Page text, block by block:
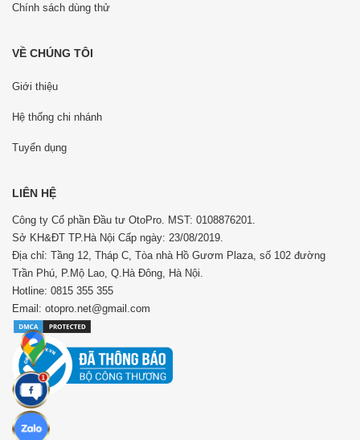
Chính sách dùng thử
VỀ CHÚNG TÔI
Giới thiệu
Hệ thống chi nhánh
Tuyển dụng
LIÊN HỆ
Công ty Cổ phần Đầu tư OtoPro. MST: 0108876201.
Sở KH&ĐT TP.Hà Nội Cấp ngày: 23/08/2019.
Địa chỉ: Tầng 12, Tháp C, Tòa nhà Hồ Gươm Plaza, số 102 đường
Trần Phú, P.Mộ Lao, Q.Hà Đông, Hà Nội.
Hotline: 0815 355 355
Email: otopro.net@gmail.com